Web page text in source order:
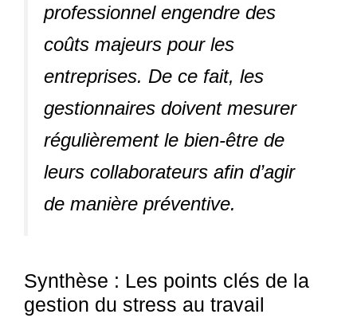
professionnel engendre des
coûts majeurs pour les
entreprises. De ce fait, les
gestionnaires doivent mesurer
régulièrement le bien-être de
leurs collaborateurs afin d’agir
de manière préventive.
Synthèse : Les points clés de la
gestion du stress au travail